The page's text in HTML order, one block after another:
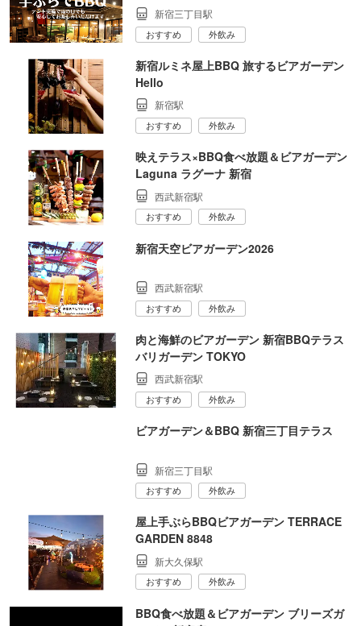
新宿三丁目駅
おすすめ 外飲み
新宿ルミネ屋上BBQ 旅するビアガーデン
Hello
新宿駅
おすすめ 外飲み
映えテラス×BBQ食べ放題＆ビアガーデン
Laguna ラグーナ 新宿
西武新宿駅
おすすめ 外飲み
新宿天空ビアガーデン2026
西武新宿駅
おすすめ 外飲み
肉と海鮮のビアガーデン 新宿BBQテラス
バリガーデン TOKYO
西武新宿駅
おすすめ 外飲み
ビアガーデン＆BBQ 新宿三丁目テラス
新宿三丁目駅
おすすめ 外飲み
屋上手ぶらBBQビアガーデン TERRACE
GARDEN 8848
新大久保駅
おすすめ 外飲み
BBQ食べ放題＆ビアガーデン ブリーズガ